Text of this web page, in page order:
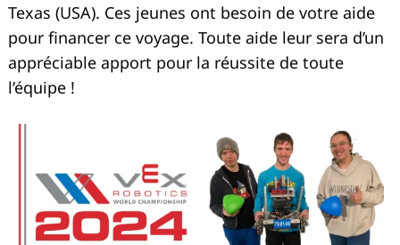
Texas (USA). Ces jeunes ont besoin de votre aide
pour financer ce voyage. Toute aide leur sera d’un
appréciable apport pour la réussite de toute
l’équipe !